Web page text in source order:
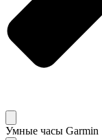
Умные часы Garmin